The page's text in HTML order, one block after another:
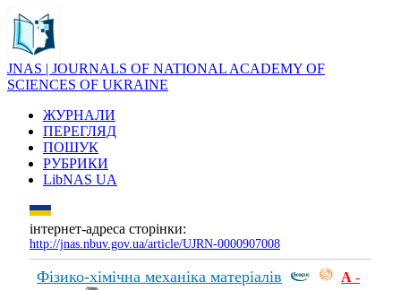
JNAS | JOURNALS OF NATIONAL ACADEMY OF
SCIENCES OF UKRAINE
ЖУРНАЛИ
ПЕРЕГЛЯД
ПОШУК
РУБРИКИ
LibNAS UA
інтернет-адреса сторінки:
http://jnas.nbuv.gov.ua/article/UJRN-0000907008
Фізико-хімічна механіка матеріалів А -